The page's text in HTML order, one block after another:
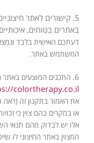
5. קישורים לאתר
באתרים בטוחים,
דעתכם האישית בלבד
המשתמש באתר.
6. התכנים המוצעים באתר הינם בבעלותם הבלעדית של
colortherapy.co.il
או במקרים בהם צוין כי
אלו יש לבדוק מהם תנאי
המצוין באתר החיצוני לו